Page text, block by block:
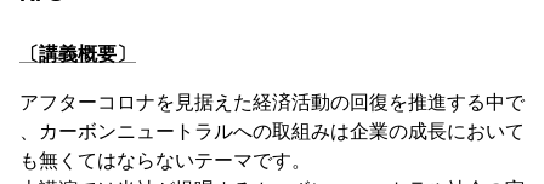
〔講義概要〕
アフターコロナを見据えた経済活動の回復を推進する中で
、カーボンニュートラルへの取組みは企業の成長において
も無くてはならないテーマです。